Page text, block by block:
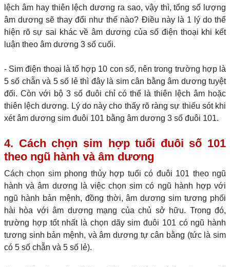
lệch âm hay thiên lệch dương ra sao, vậy thì, tổng số lượng
âm dương sẽ thay đổi như thế nào? Điều này là 1 lý do thể
hiện rõ sự sai khác về âm dương của số điện thoại khi kết
luận theo âm dương 3 số cuối.
- Sim điện thoại là tổ hợp 10 con số, nên trong trường hợp là
5 số chẵn và 5 số lẻ thì đây là sim cân bằng âm dương tuyệt
đối. Còn với bộ 3 số đuôi chỉ có thể là thiên lệch âm hoặc
thiên lệch dương. Lý do này cho thấy rõ ràng sự thiếu sót khi
xét âm dương sim đuôi 101 bằng âm dương 3 số đuôi 101.
4. Cách chọn sim hợp tuổi đuôi số 101
theo ngũ hành và âm dương
Cách chọn sim phong thủy hợp tuổi có đuôi 101 theo ngũ
hành và âm dương là việc chọn sim có ngũ hành hợp với
ngũ hành bản mệnh, đồng thời, âm dương sim tương phối
hài hòa với âm dương mạng của chủ sở hữu. Trong đó,
trường hợp tốt nhất là chọn dãy sim đuôi 101 có ngũ hành
tương sinh bản mệnh, và âm dương tự cân bằng (tức là sim
có 5 số chẵn và 5 số lẻ).